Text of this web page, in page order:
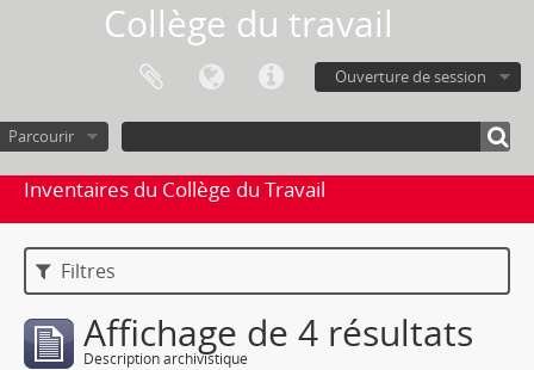
Collège du travail
Ouverture de session
Parcourir
Inventaires du Collège du Travail
Filtres
Affichage de 4 résultats
Description archivistique